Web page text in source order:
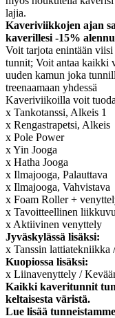
lajia.
Kaveriviikkojen ajan
kaverillesi -15%
Voit tarjota enintään viisi
tunnit; Voit antaa kaikki
uuden kamun joka
treenaamaan yhdessä
Kaveriviikoilla voit
x Tankotanssi, Alkeis 1
x Rengastrapetsi, Alkeis
x Pole Power
x Yin Jooga
x Hatha Jooga
x Ilmajooga, Palauttava
x Ilmajooga, Vahvistava
x Foam Roller +
x Tavoitteellinen
x Aktiivinen venyttely
Jyväskylässä lisäksi:
x Tanssin
Kuopiossa lisäksi:
x Liinavenyttely /
Kaikki kaveritunnit
keltaisesta väristä.
Lue lisää